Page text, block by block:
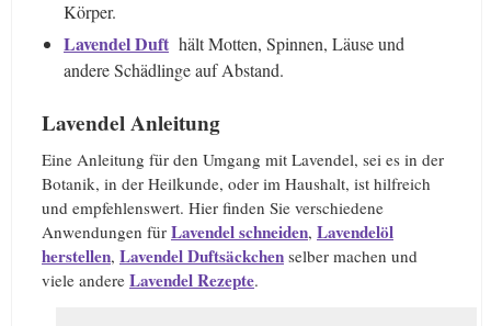
Körper.
Lavendel Duft hält Motten, Spinnen, Läuse und
andere Schädlinge auf Abstand.
Lavendel Anleitung
Eine Anleitung für den Umgang mit Lavendel, sei es in der
Botanik, in der Heilkunde, oder im Haushalt, ist hilfreich
und empfehlenswert. Hier finden Sie verschiedene
Anwendungen für Lavendel schneiden, Lavendelöl
herstellen, Lavendel Duftsäckchen selber machen und
viele andere Lavendel Rezepte.